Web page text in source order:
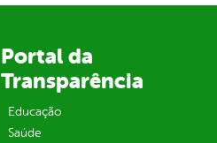
Portal da
Transparência
Educação
Saúde